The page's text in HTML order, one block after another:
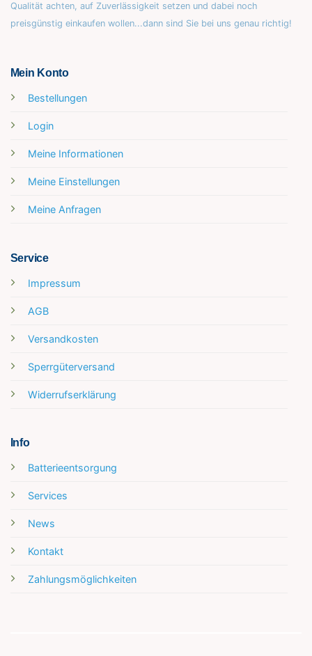
Qualität achten, auf Zuverlässigkeit setzen und dabei noch
preisgünstig einkaufen wollen...dann sind Sie bei uns genau richtig!
Mein Konto
Bestellungen
Login
Meine Informationen
Meine Einstellungen
Meine Anfragen
Service
Impressum
AGB
Versandkosten
Sperrgüterversand
Widerrufserklärung
Info
Batterieentsorgung
Services
News
Kontakt
Zahlungsmöglichkeiten